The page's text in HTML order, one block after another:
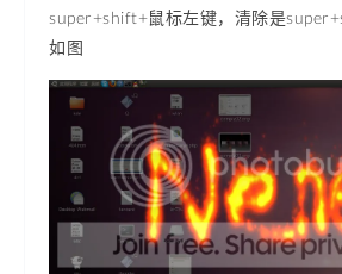
super+shift+鼠标左键，清除是
如图